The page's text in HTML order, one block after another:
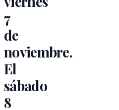
7
de
noviembre.
El
sábado
8